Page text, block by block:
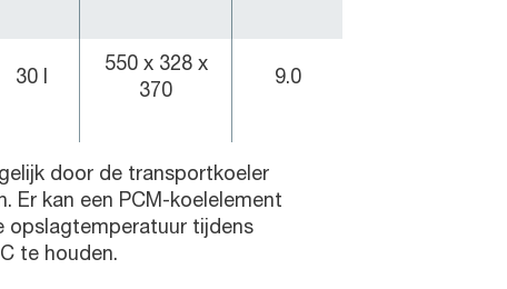
30 l
550 x 328 x
370
9.0
door de transportkoeler
Er kan een PCM-koelelement
opslagtemperatuur tijdens
te houden.